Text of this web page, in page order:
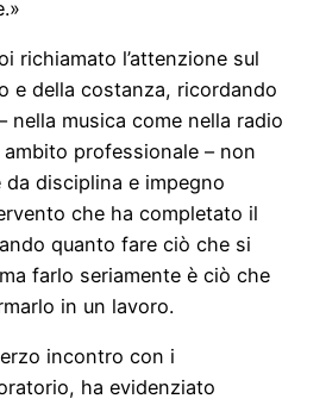
richiamato l’attenzione sul
e della costanza, ricordando
nella musica come nella radio
professionale – non
disciplina e impegno
che ha completato il
quanto fare ciò che si
farlo seriamente è ciò che
in un lavoro.
incontro con i
ha evidenziato